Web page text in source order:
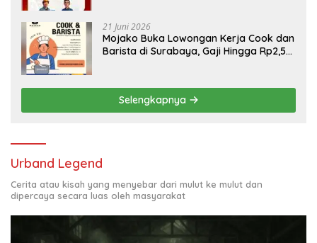
21 Juni 2026
Mojako Buka Lowongan Kerja Cook dan
Barista di Surabaya, Gaji Hingga Rp2,5
Selengkapnya
Urband Legend
Cerita atau kisah yang menyebar dari mulut ke mulut dan
dipercaya secara luas oleh masyarakat